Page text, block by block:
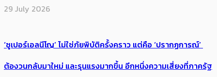
29 July 2026
‘ซูเปอร์เอลนีโญ’ ไม่ใช่ภัยพิบัติครั้งคราว แต่คือ ‘ปรากฏการณ์’ ​
ต้อง​วนกลับมาใหม่ และรุนแรงมากขึ้น อีกหนึ่งความเสี่ยงที่ภาครัฐ